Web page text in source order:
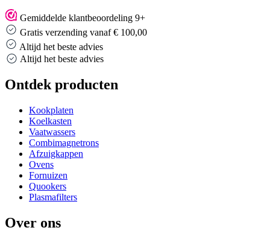
Gemiddelde klantbeoordeling 9+
Gratis verzending vanaf € 100,00
Altijd het beste advies
Altijd het beste advies
Ontdek producten
Kookplaten
Koelkasten
Vaatwassers
Combimagnetrons
Afzuigkappen
Ovens
Fornuizen
Quookers
Plasmafilters
Over ons